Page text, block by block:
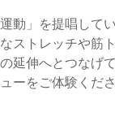
動」を提唱して
ストレッチや筋
延伸へとつなげ
ーをご体験くだ